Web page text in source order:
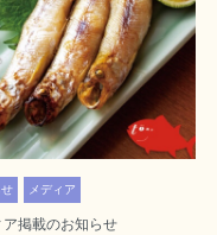
メディア
ア掲載のお知らせ